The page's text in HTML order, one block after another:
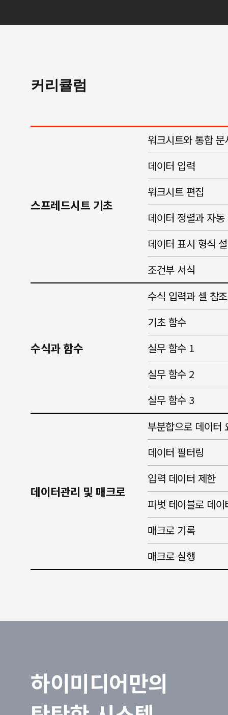
커리큘럼
스프레드시트 기초
워크시트와 통합 문
데이터 입력
워크시트 편집
데이터 정렬과 자동
데이터 표시 형식
조건부 서식
수식과 함수
수식 입력과 셀 참
기초 함수
실무 함수 1
실무 함수 2
실무 함수 3
데이터관리 및 매크로
부분합으로 데이터
데이터 필터링
입력 데이터 제한
피벗 테이블로 데이
매크로 기록
매크로 실행
하이미디어만의